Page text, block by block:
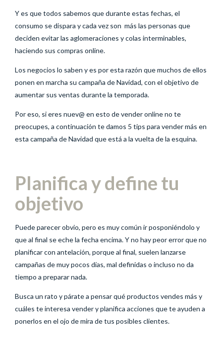
Y es que todos sabemos que durante estas fechas, el
consumo se dispara y cada vez son más las personas que
deciden evitar las aglomeraciones y colas interminables,
haciendo sus compras online.
Los negocios lo saben y es por esta razón que muchos de ellos
ponen en marcha su campaña de Navidad, con el objetivo de
aumentar sus ventas durante la temporada.
Por eso, si eres nuev@ en esto de vender online no te
preocupes, a continuación te damos 5 tips para vender más en
esta campaña de Navidad que está a la vuelta de la esquina.
Planifica y define tu
objetivo
Puede parecer obvio, pero es muy común ir posponiéndolo y
que al final se eche la fecha encima. Y no hay peor error que no
planificar con antelación, porque al final, suelen lanzarse
campañas de muy pocos días, mal definidas o incluso no da
tiempo a preparar nada.
Busca un rato y párate a pensar qué productos vendes más y
cuáles te interesa vender y planifica acciones que te ayuden a
ponerlos en el ojo de mira de tus posibles clientes.